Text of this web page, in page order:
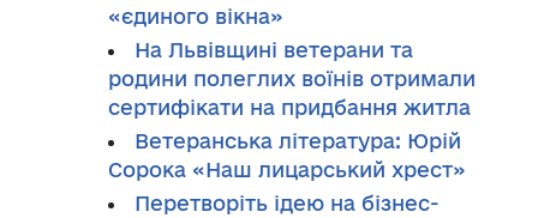
«єдиного вікна»
На Львівщині ветерани та
родини полеглих воїнів отримали
сертифікати на придбання житла
Ветеранська література: Юрій
Сорока «Наш лицарський хрест»
Перетворіть ідею на бізнес-